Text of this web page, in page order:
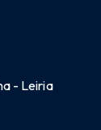
- Leiria